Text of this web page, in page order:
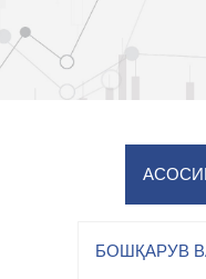
БОШҚАРУВ